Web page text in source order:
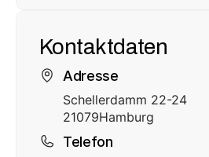
Kontaktdaten
Adresse
Schellerdamm 22-24
21079Hamburg
Telefon